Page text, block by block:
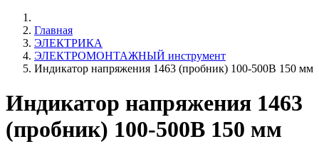
Главная
ЭЛЕКТРИКА
ЭЛЕКТРОМОНТАЖНЫЙ инструмент
Индикатор напряжения 1463 (пробник) 100-500В 150 мм
Индикатор напряжения 1463
(пробник) 100-500В 150 мм